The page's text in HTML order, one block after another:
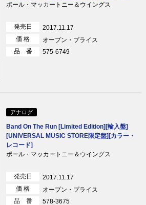
ポール・マッカートニー＆ウイングス
発売日
2017.11.17
価 格
オープン・プライス
品 番
575-6749
アナログ
Band On The Run [Limited Edition][輸入盤]
[UNIVERSAL MUSIC STORE限定盤][カラー・
レコード]
ポール・マッカートニー＆ウイングス
発売日
2017.11.17
価 格
オープン・プライス
品 番
578-3675